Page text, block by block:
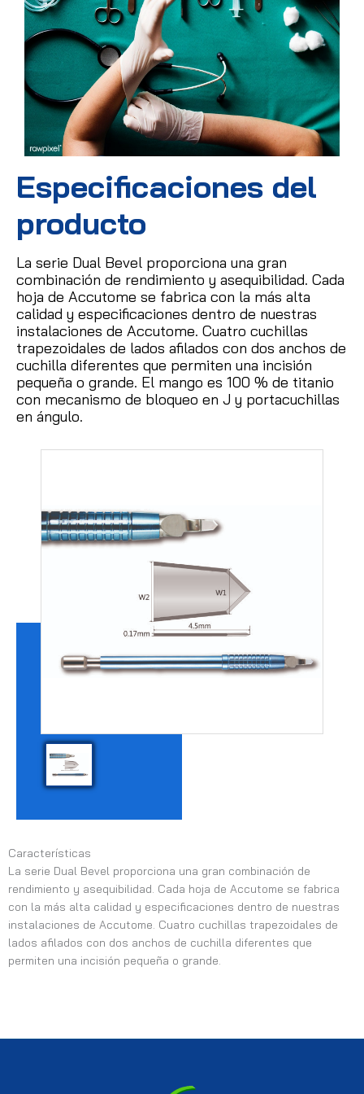
Especificaciones del
producto
La serie Dual Bevel proporciona una gran
combinación de rendimiento y asequibilidad. Cada
hoja de Accutome se fabrica con la más alta
calidad y especificaciones dentro de nuestras
instalaciones de Accutome. Cuatro cuchillas
trapezoidales de lados afilados con dos anchos de
cuchilla diferentes que permiten una incisión
pequeña o grande. El mango es 100 % de titanio
con mecanismo de bloqueo en J y portacuchillas
en ángulo.
Características
La serie Dual Bevel proporciona una gran combinación de
rendimiento y asequibilidad. Cada hoja de Accutome se fabrica
con la más alta calidad y especificaciones dentro de nuestras
instalaciones de Accutome. Cuatro cuchillas trapezoidales de
lados afilados con dos anchos de cuchilla diferentes que
permiten una incisión pequeña o grande.